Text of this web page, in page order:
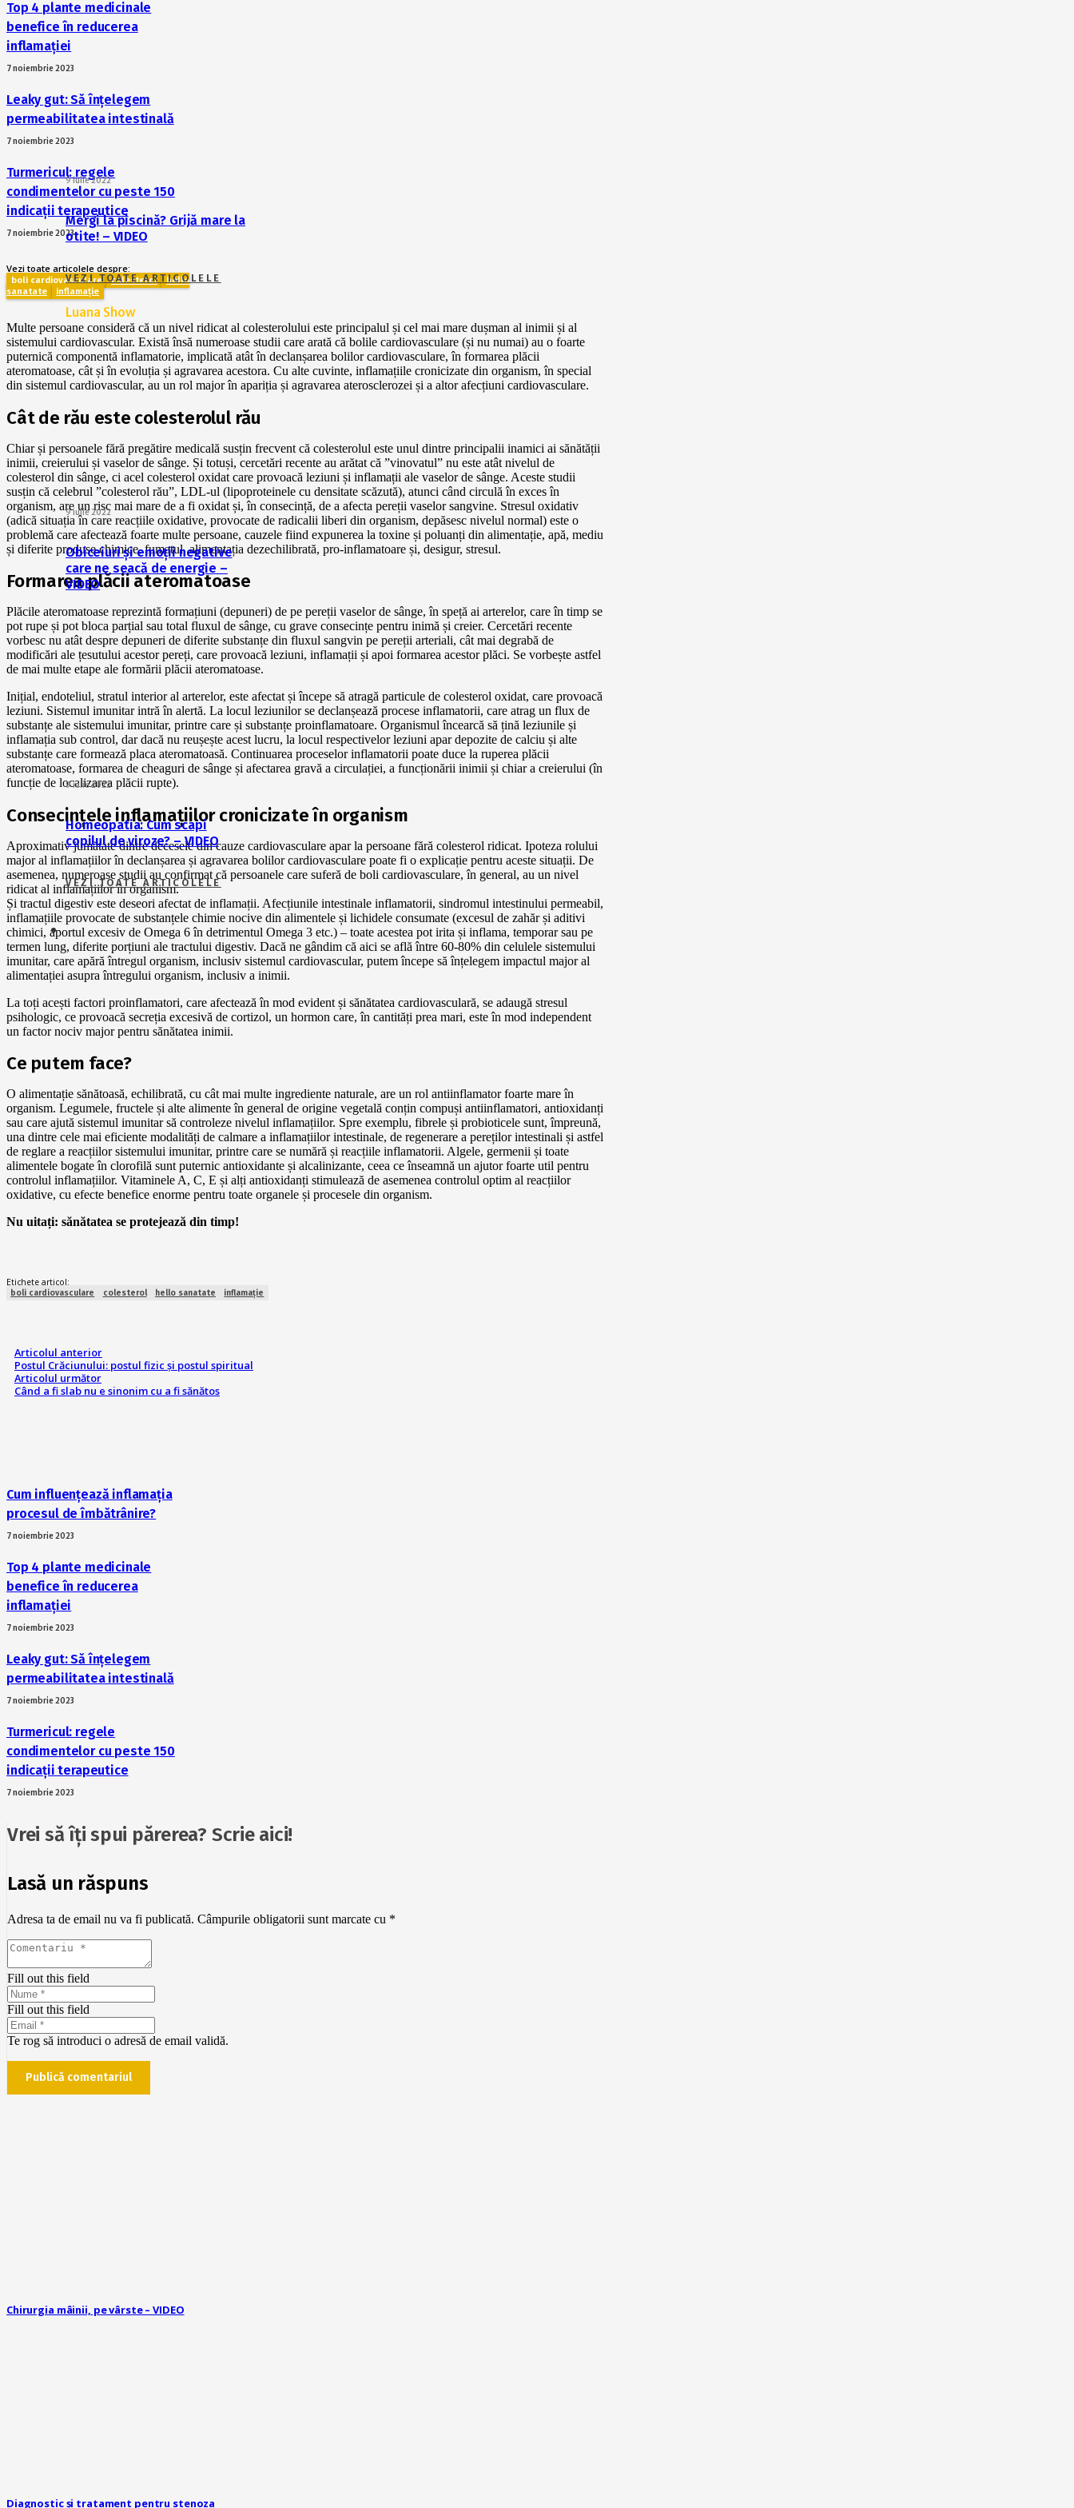
9 iulie 2022
Mergi la piscină? Grijă mare la
otite! – VIDEO
VEZI TOATE ARTICOLELE
Luana Show
9 iulie 2022
Obiceiuri și emoții negative
care ne seacă de energie –
VIDEO
9 iulie 2022
Homeopatia: Cum scapi
copilul de viroze? – VIDEO
VEZI TOATE ARTICOLELE
Top 4 plante medicinale
benefice în reducerea
inflamației
7 noiembrie 2023
Leaky gut: Să înțelegem
permeabilitatea intestinală
7 noiembrie 2023
Turmericul: regele
condimentelor cu peste 150
indicații terapeutice
7 noiembrie 2023
Vezi toate articolele despre:
boli cardiovasculare colesterol
hello
sanatate
inflamație
Multe persoane consideră că un nivel ridicat al colesterolului este principalul și cel mai mare dușman al inimii și al
sistemului cardiovascular. Există însă numeroase studii care arată că bolile cardiovasculare (și nu numai) au o foarte
puternică componentă inflamatorie, implicată atât în declanșarea bolilor cardiovasculare, în formarea plăcii
ateromatoase, cât și în evoluția și agravarea acestora. Cu alte cuvinte, inflamațiile cronicizate din organism, în special
din sistemul cardiovascular, au un rol major în apariția și agravarea aterosclerozei și a altor afecțiuni cardiovasculare.
Cât de rău este colesterolul rău
Chiar și persoanele fără pregătire medicală susțin frecvent că colesterolul este unul dintre principalii inamici ai sănătății
inimii, creierului și vaselor de sânge. Și totuși, cercetări recente au arătat că ”vinovatul” nu este atât nivelul de
colesterol din sânge, ci acel colesterol oxidat care provoacă leziuni și inflamații ale vaselor de sânge. Aceste studii
susțin că celebrul ”colesterol rău”, LDL-ul (lipoproteinele cu densitate scăzută), atunci când circulă în exces în
organism, are un risc mai mare de a fi oxidat și, în consecință, de a afecta pereții vaselor sangvine. Stresul oxidativ
(adică situația în care reacțiile oxidative, provocate de radicalii liberi din organism, depăsesc nivelul normal) este o
problemă care afectează foarte multe persoane, cauzele fiind expunerea la toxine și poluanți din alimentație, apă, mediu
și diferite produse chimice, fumatul, alimentația dezechilibrată, pro-inflamatoare și, desigur, stresul.
Formarea plăcii ateromatoase
Plăcile ateromatoase reprezintă formațiuni (depuneri) de pe pereții vaselor de sânge, în speță ai arterelor, care în timp se
pot rupe și pot bloca parțial sau total fluxul de sânge, cu grave consecințe pentru inimă și creier. Cercetări recente
vorbesc nu atât despre depuneri de diferite substanțe din fluxul sangvin pe pereții arteriali, cât mai degrabă de
modificări ale țesutului acestor pereți, care provoacă leziuni, inflamații și apoi formarea acestor plăci. Se vorbește astfel
de mai multe etape ale formării plăcii ateromatoase.
Inițial, endoteliul, stratul interior al arterelor, este afectat și începe să atragă particule de colesterol oxidat, care provoacă
leziuni. Sistemul imunitar intră în alertă. La locul leziunilor se declanșează procese inflamatorii, care atrag un flux de
substanțe ale sistemului imunitar, printre care și substanțe proinflamatoare. Organismul încearcă să țină leziunile și
inflamația sub control, dar dacă nu reușește acest lucru, la locul respectivelor leziuni apar depozite de calciu și alte
substanțe care formează placa ateromatoasă. Continuarea proceselor inflamatorii poate duce la ruperea plăcii
ateromatoase, formarea de cheaguri de sânge și afectarea gravă a circulației, a funcționării inimii și chiar a creierului (în
funcție de localizarea plăcii rupte).
Consecințele inflamațiilor cronicizate în organism
Aproximativ jumătate dintre decesele din cauze cardiovasculare apar la persoane fără colesterol ridicat. Ipoteza rolului
major al inflamațiilor în declanșarea și agravarea bolilor cardiovasculare poate fi o explicație pentru aceste situații. De
asemenea, numeroase studii au confirmat că persoanele care suferă de boli cardiovasculare, în general, au un nivel
ridicat al inflamațiilor în organism.
Și tractul digestiv este deseori afectat de inflamații. Afecțiunile intestinale inflamatorii, sindromul intestinului permeabil,
inflamațiile provocate de substanțele chimie nocive din alimentele și lichidele consumate (excesul de zahăr și aditivi
chimici, aportul excesiv de Omega 6 în detrimentul Omega 3 etc.) – toate acestea pot irita și inflama, temporar sau pe
termen lung, diferite porțiuni ale tractului digestiv. Dacă ne gândim că aici se află între 60-80% din celulele sistemului
imunitar, care apără întregul organism, inclusiv sistemul cardiovascular, putem începe să înțelegem impactul major al
alimentației asupra întregului organism, inclusiv a inimii.
La toți acești factori proinflamatori, care afectează în mod evident și sănătatea cardiovasculară, se adaugă stresul
psihologic, ce provoacă secreția excesivă de cortizol, un hormon care, în cantități prea mari, este în mod independent
un factor nociv major pentru sănătatea inimii.
Ce putem face?
O alimentație sănătoasă, echilibrată, cu cât mai multe ingrediente naturale, are un rol antiinflamator foarte mare în
organism. Legumele, fructele și alte alimente în general de origine vegetală conțin compuși antiinflamatori, antioxidanți
sau care ajută sistemul imunitar să controleze nivelul inflamațiilor. Spre exemplu, fibrele și probioticele sunt, împreună,
una dintre cele mai eficiente modalități de calmare a inflamațiilor intestinale, de regenerare a pereților intestinali și astfel
de reglare a reacțiilor sistemului imunitar, printre care se numără și reacțiile inflamatorii. Algele, germenii și toate
alimentele bogate în clorofilă sunt puternic antioxidante și alcalinizante, ceea ce înseamnă un ajutor foarte util pentru
controlul inflamațiilor. Vitaminele A, C, E și alți antioxidanți stimulează de asemenea controlul optim al reacțiilor
oxidative, cu efecte benefice enorme pentru toate organele și procesele din organism.
Nu uitați: sănătatea se protejează din timp!
Etichete articol:
boli cardiovasculare colesterol hello sanatate inflamație
Articolul anterior
Postul Crăciunului: postul fizic și postul spiritual
Articolul următor
Când a fi slab nu e sinonim cu a fi sănătos
Cum influențează inflamația
procesul de îmbătrânire?
7 noiembrie 2023
Top 4 plante medicinale
benefice în reducerea
inflamației
7 noiembrie 2023
Leaky gut: Să înțelegem
permeabilitatea intestinală
7 noiembrie 2023
Turmericul: regele
condimentelor cu peste 150
indicații terapeutice
7 noiembrie 2023
Vrei să îți spui părerea? Scrie aici!
Lasă un răspuns
Adresa ta de email nu va fi publicată. Câmpurile obligatorii sunt marcate cu *
Fill out this field
Fill out this field
Te rog să introduci o adresă de email validă.
Publică comentariul
Chirurgia mâinii, pe vârste – VIDEO
Diagnostic și tratament pentru stenoza